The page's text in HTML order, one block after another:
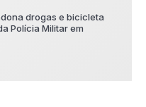
drogas e bicicleta
Polícia Militar em